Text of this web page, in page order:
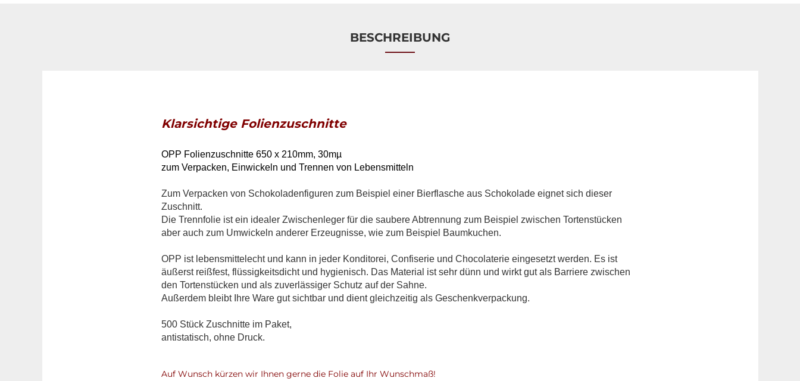
BESCHREIBUNG
Klarsichtige Folienzuschnitte
OPP Folienzuschnitte 650 x 210mm, 30mµ
zum Verpacken, Einwickeln und Trennen von Lebensmitteln
Zum Verpacken von Schokoladenfiguren zum Beispiel einer Bierflasche aus Schokolade eignet sich dieser
Zuschnitt.
Die Trennfolie ist ein idealer Zwischenleger für die saubere Abtrennung zum Beispiel zwischen Tortenstücken
aber auch zum Umwickeln anderer Erzeugnisse, wie zum Beispiel Baumkuchen.
OPP ist lebensmittelecht und kann in jeder Konditorei, Confiserie und Chocolaterie eingesetzt werden. Es ist
äußerst reißfest, flüssigkeitsdicht und hygienisch. Das Material ist sehr dünn und wirkt gut als Barriere zwischen
den Tortenstücken und als zuverlässiger Schutz auf der Sahne.
Außerdem bleibt Ihre Ware gut sichtbar und dient gleichzeitig als Geschenkverpackung.
500 Stück Zuschnitte im Paket,
antistatisch, ohne Druck.
Auf Wunsch kürzen wir Ihnen gerne die Folie auf Ihr Wunschmaß!